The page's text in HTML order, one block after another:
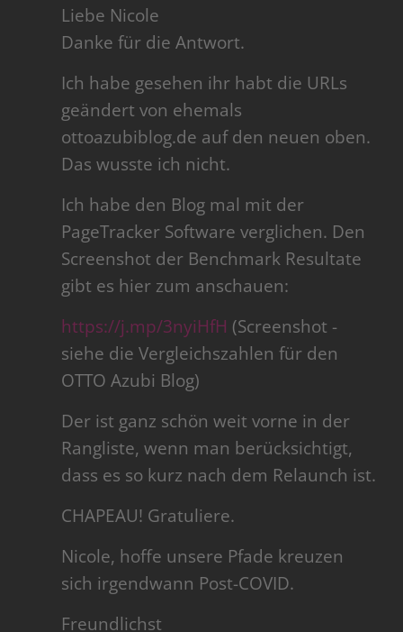
Liebe Nicole
Danke für die Antwort.
Ich habe gesehen ihr habt die URLs
geändert von ehemals
ottoazubiblog.de auf den neuen oben.
Das wusste ich nicht.
Ich habe den Blog mal mit der
PageTracker Software verglichen. Den
Screenshot der Benchmark Resultate
gibt es hier zum anschauen:
https://j.mp/3nyiHfH (Screenshot -
siehe die Vergleichszahlen für den
OTTO Azubi Blog)
Der ist ganz schön weit vorne in der
Rangliste, wenn man berücksichtigt,
dass es so kurz nach dem Relaunch ist.
CHAPEAU! Gratuliere.
Nicole, hoffe unsere Pfade kreuzen
sich irgendwann Post-COVID.
Freundlichst